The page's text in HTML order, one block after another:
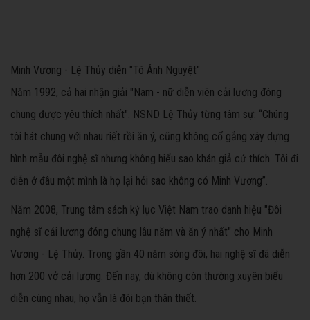
Minh Vương - Lệ Thủy diễn "Tô Ánh Nguyệt"
Năm 1992, cả hai nhận giải "Nam - nữ diễn viên cải lương đóng
chung được yêu thích nhất". NSND Lệ Thủy từng tâm sự: “Chúng
tôi hát chung với nhau riết rồi ăn ý, cũng không cố gắng xây dựng
hình mẫu đôi nghệ sĩ nhưng không hiểu sao khán giả cứ thích. Tôi đi
diễn ở đâu một mình là họ lại hỏi sao không có Minh Vương”.
Năm 2008, Trung tâm sách kỷ lục Việt Nam trao danh hiệu "Đôi
nghệ sĩ cải lương đóng chung lâu năm và ăn ý nhất" cho Minh
Vương - Lệ Thủy. Trong gần 40 năm sóng đôi, hai nghệ sĩ đã diễn
hơn 200 vở cải lương. Đến nay, dù không còn thường xuyên biểu
diễn cùng nhau, họ vẫn là đôi bạn thân thiết.